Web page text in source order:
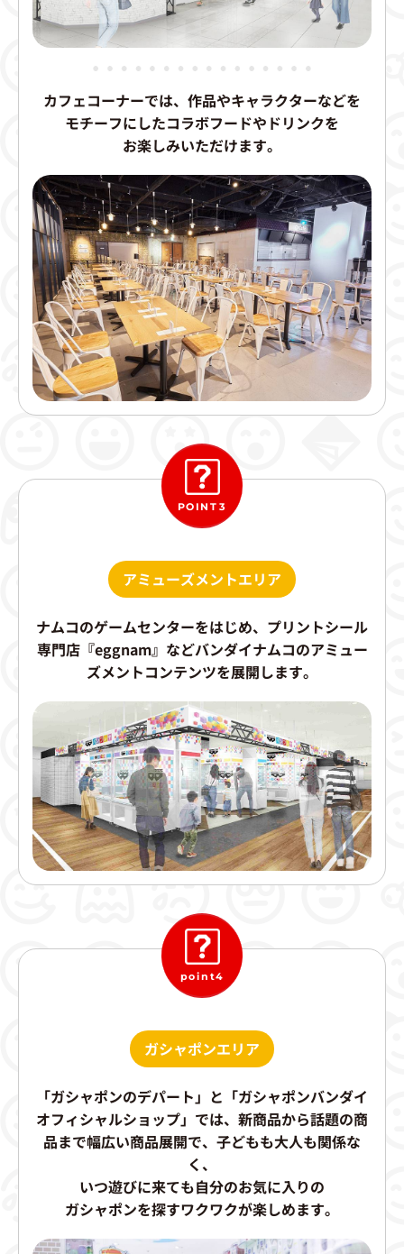
カフェコーナーでは、作品やキャラクターなどを
モチーフにしたコラボフードやドリンクを
お楽しみいただけます。
POINT3
アミューズメントエリア
ナムコのゲームセンターをはじめ、プリントシール
専門店『eggnam』などバンダイナムコのアミュー
ズメントコンテンツを展開します。
point4
ガシャポンエリア
「ガシャポンのデパート」 と 「ガシャポンバンダイ
オフィシャルショップ」 では、新商品から話題の商
品まで幅広い商品展開で、子どもも大人も関係な
く、
いつ遊びに来ても自分のお気に入りの
ガシャポンを探すワクワクが楽しめます。